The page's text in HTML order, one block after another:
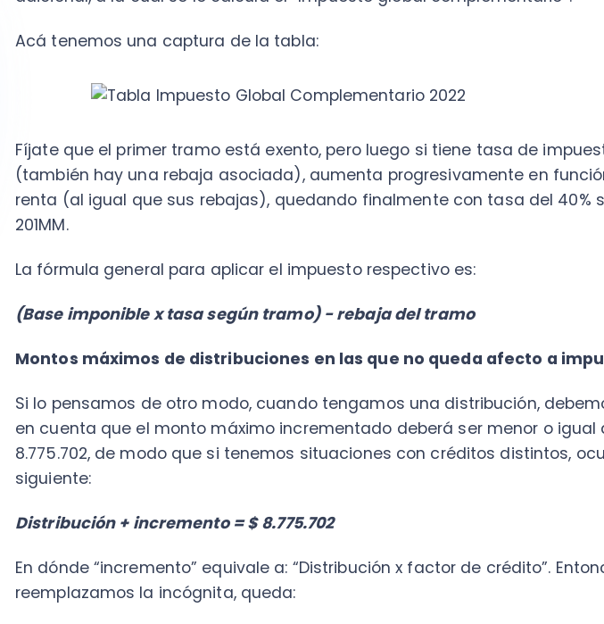
La fórmula general para aplicar el impuesto respectivo es:
(Base imponible x tasa según tramo) - rebaja del tramo
Montos máximos de distribuciones en las que no queda afecto a impuesto
en cuenta que el monto máximo incrementado deberá ser menor o igual a $
8.775.702, de modo que si tenemos situaciones con créditos distintos, ocurre lo
siguiente:
En dónde “incremento” equivale a: “Distribución x factor de crédito”. Entonces, si
reemplazamos la incógnita, queda:
Distribución x (1 + factor) = $ 8.775.702
Entonces queda solo reemplazar el factor para poder saber cuánto tolera en cada
régimen tributario. Para una 14-A, la fórmula sería 0.369863 (27/73):
Distribución x (1 + 0.369863) = $ 8.775.702
De modo que si despejamos la incógnita queda:“Distribución : $6.406.262”y
truncamos.